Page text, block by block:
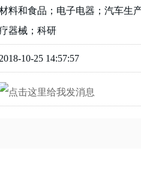
料和食品；电子电器；汽车生
器械；科研
2018-10-25 14:57:57